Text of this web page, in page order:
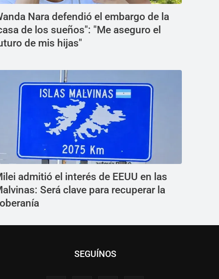
Nara defendió el embargo de la
de los sueños": "Me aseguro el
de mis hijas"
admitió el interés de EEUU en las
Será clave para recuperar la
SEGUÍNOS